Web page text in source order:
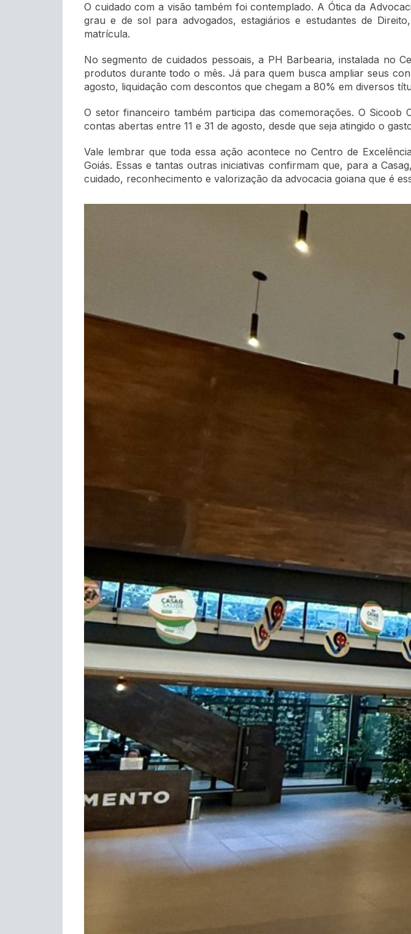
O cuidado com a visão também foi contemplado. A Ótica da
grau e de sol para advogados, estagiários e estudantes de
matrícula.
No segmento de cuidados pessoais, a PH Barbearia, instalada no
produtos durante todo o mês. Já para quem busca ampliar seus
agosto, liquidação com descontos que chegam a 80% em diversos
O setor financeiro também participa das comemorações. O Sicoob
contas abertas entre 11 e 31 de agosto, desde que seja atingido o
Vale lembrar que toda essa ação acontece no Centro de
Goiás. Essas e tantas outras iniciativas confirmam que, para a
cuidado, reconhecimento e valorização da advocacia goiana que é